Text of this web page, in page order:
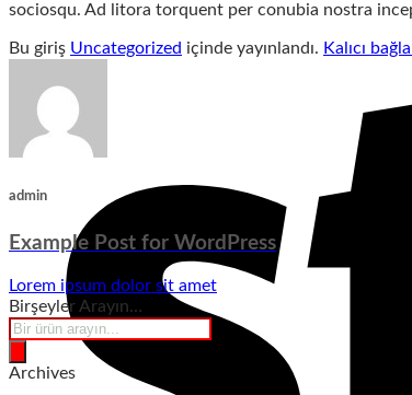
sociosqu. Ad litora torquent per conubia nostra
Bu giriş Uncategorized içinde yayınlandı. Kalıcı
admin
Example Post for WordPress
Lorem ipsum dolor sit amet
Birşeyler Arayın…
Products
search
Archives